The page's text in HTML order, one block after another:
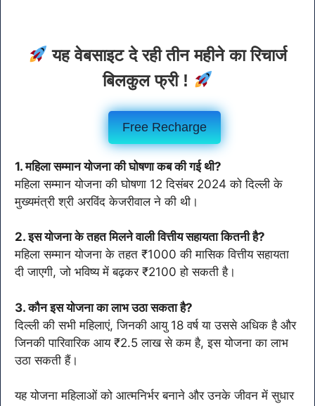
यह वेबसाइट दे रही तीन महीने का रिचार्ज
बिलकुल फ्री !
Free Recharge
1. महिला सम्मान योजना की घोषणा कब की गई थी?
महिला सम्मान योजना की घोषणा 12 दिसंबर 2024 को दिल्ली के
मुख्यमंत्री श्री अरविंद केजरीवाल ने की थी।
2. इस योजना के तहत मिलने वाली वित्तीय सहायता कितनी है?
महिला सम्मान योजना के तहत ₹1000 की मासिक वित्तीय सहायता
दी जाएगी, जो भविष्य में बढ़कर ₹2100 हो सकती है।
3. कौन इस योजना का लाभ उठा सकता है?
दिल्ली की सभी महिलाएं, जिनकी आयु 18 वर्ष या उससे अधिक है और
जिनकी पारिवारिक आय ₹2.5 लाख से कम है, इस योजना का लाभ
उठा सकती हैं।
यह योजना महिलाओं को आत्मनिर्भर बनाने और उनके जीवन में सुधार